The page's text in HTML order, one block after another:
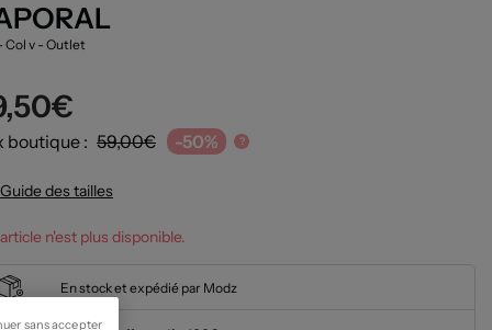
Col v - Outlet
boutique : 59,00€ -50% ?
Guide des tailles
n'est plus disponible.
En stock et expédié par Modz
sans accepter